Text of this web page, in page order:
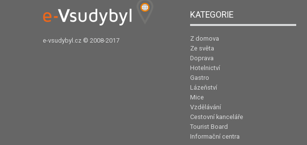
e-vsudybyl.cz © 2008-2017
KATEGORIE
Z domova
Ze světa
Doprava
Hotelnictví
Gastro
Lázeňství
Mice
Vzdělávání
Cestovní kanceláře
Tourist Board
Informační centra